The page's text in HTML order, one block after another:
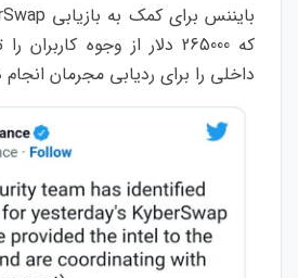
که 265000 دلار از وجوه
داخلی را برای ردیابی مجرمان انجام